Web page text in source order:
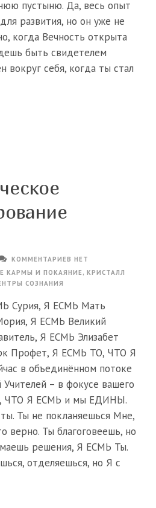
пустыню. Да, весь опыт
развития, но он уже не
когда Вечность открыта
быть свидетелем
вокруг себя, когда ты стал
КОММЕНТАРИЕВ НЕТ
КАРМЫ И ПОКАЯНИЕ, КРИСТАЛЛ
СОЗНАНИЯ
Сурия, Я ЕСМЬ Мать
Я ЕСМЬ Великий
Я ЕСМЬ Элизабет
Профет, Я ЕСМЬ ТО, ЧТО Я
в объединённом потоке
– в фокусе вашего
ЧТО Я ЕСМЬ и мы ЕДИНЫ.
Ты не покланяешься Мне,
верно. Ты благоговеешь, но
решения, Я ЕСМЬ Ты.
отделяешься, но Я с